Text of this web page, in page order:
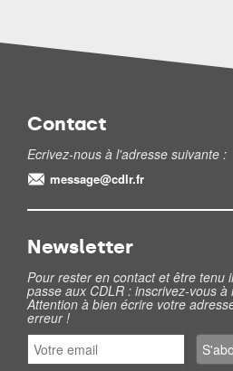
Contact
Ecrivez-nous à l'adresse suivante :
message@cdlr.fr
Newsletter
Pour rester en contact et être tenu
passe aux CDLR : inscrivez-vous à
Attention à bien écrire votre
erreur !